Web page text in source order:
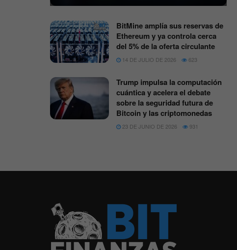
BitMine amplía sus reservas de
Ethereum y ya controla cerca
del 5% de la oferta circulante
14 DE JULIO DE 2026 623
Trump impulsa la computación
cuántica y acelera el debate
sobre la seguridad futura de
Bitcoin y las criptomonedas
23 DE JUNIO DE 2026 931